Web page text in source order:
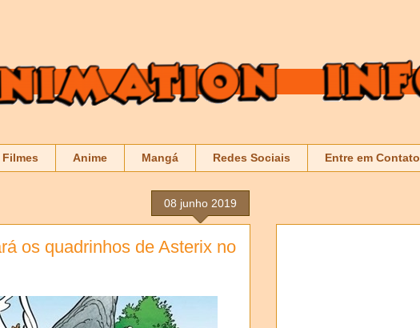
Filmes Anime Mangá Redes Sociais Entre em Contato
08 junho 2019
os quadrinhos de Asterix no